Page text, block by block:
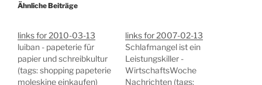
Ähnliche Beiträge
links for 2010-03-13
luiban - papeterie für
papier und schreibkultur
(tags: shopping papeterie
moleskine einkaufen)
links for 2007-02-13
Schlafmangel ist ein
Leistungskiller -
WirtschaftsWoche
Nachrichten (tags: